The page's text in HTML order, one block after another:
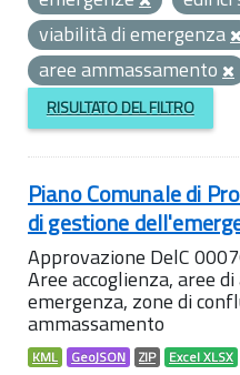
viabilità di emergenza
aree ammassamento
RISULTATO DEL FILTRO
Piano Comunale di
di gestione
Approvazione DelC
Aree accoglienza, aree
emergenza, zone di
ammassamento
KML GeoJSON ZIP Excel XLSX